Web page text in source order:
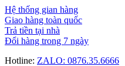
Hệ thống gian hàng
Giao hàng toàn quốc
Trả tiền tại nhà
Đổi hàng trong 7 ngày
Hotline: ZALO: 0876.35.6666